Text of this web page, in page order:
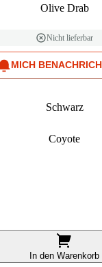
Olive Drab
Nicht lieferbar
MICH
Schwarz
Coyote
In den Warenkorb